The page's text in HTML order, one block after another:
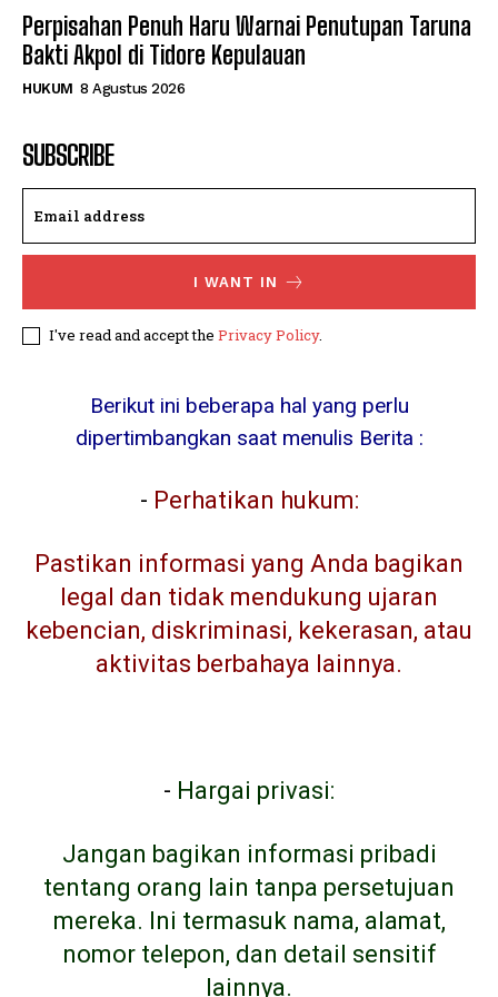
Perpisahan Penuh Haru Warnai Penutupan Taruna
Bakti Akpol di Tidore Kepulauan
HUKUM 8 Agustus 2026
SUBSCRIBE
I WANT IN
I've read and accept the Privacy Policy.
Berikut ini beberapa hal yang perlu
dipertimbangkan saat menulis Berita :
- Perhatikan hukum:
Pastikan informasi yang Anda bagikan
legal dan tidak mendukung ujaran
kebencian, diskriminasi, kekerasan, atau
aktivitas berbahaya lainnya.
- Hargai privasi:
Jangan bagikan informasi pribadi
tentang orang lain tanpa persetujuan
mereka. Ini termasuk nama, alamat,
nomor telepon, dan detail sensitif
lainnya.